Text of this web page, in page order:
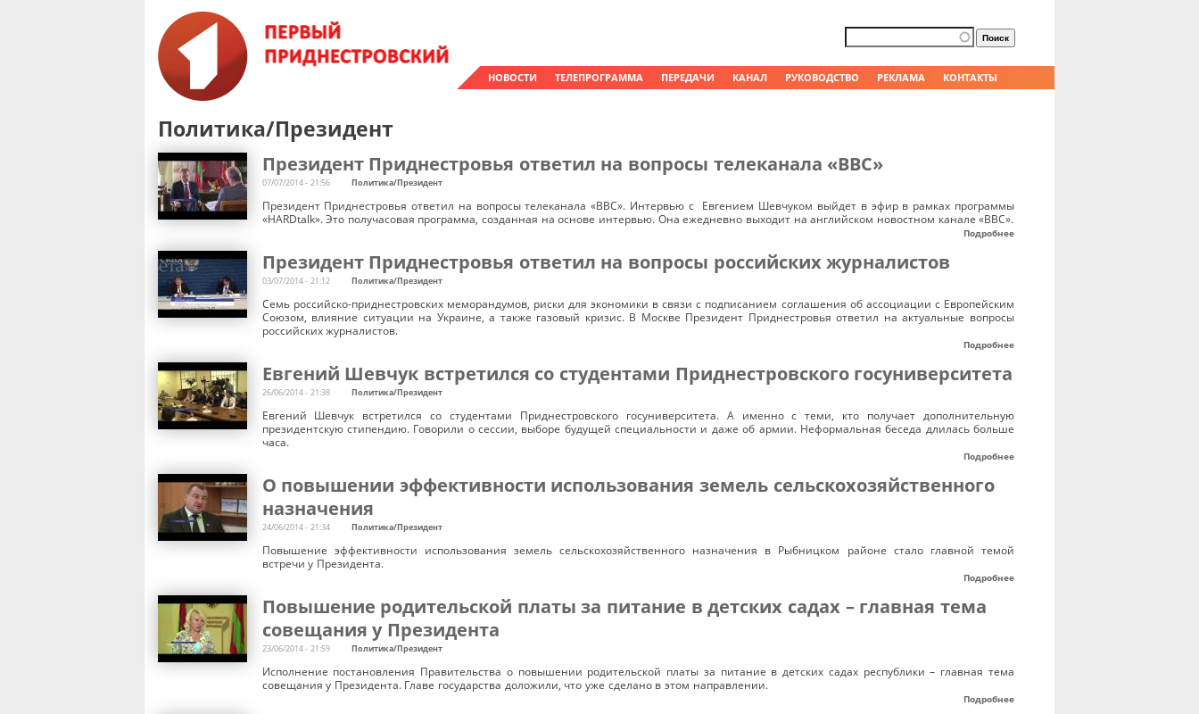
НОВОСТИ ТЕЛЕПРОГРАММА ПЕРЕДАЧИ КАНАЛ РУКОВОДСТВО РЕКЛАМА КОНТАКТЫ
Форма поиска
Поиск
Политика/Президент
Президент Приднестровья ответил на вопросы телеканала «BBC»
07/07/2014 - 21:56 Политика/Президент
Президент Приднестровья ответил на вопросы телеканала «BBC». Интервью с Евгением Шевчуком выйдет в эфир в рамках программы
«HARDtalk». Это получасовая программа, созданная на основе интервью. Она ежедневно выходит на английском новостном канале «ВВС».
Подробнее
Президент Приднестровья ответил на вопросы российских журналистов
03/07/2014 - 21:12 Политика/Президент
Семь российско-приднестровских меморандумов, риски для экономики в связи с подписанием соглашения об ассоциации с Европейским
Союзом, влияние ситуации на Украине, а также газовый кризис. В Москве Президент Приднестровья ответил на актуальные вопросы
российских журналистов.
Подробнее
Евгений Шевчук встретился со студентами Приднестровского госуниверситета
26/06/2014 - 21:38 Политика/Президент
Евгений Шевчук встретился со студентами Приднестровского госуниверситета. А именно с теми, кто получает дополнительную
президентскую стипендию. Говорили о сессии, выборе будущей специальности и даже об армии. Неформальная беседа длилась больше
часа.
Подробнее
О повышении эффективности использования земель сельскохозяйственного
назначения
24/06/2014 - 21:34 Политика/Президент
Повышение эффективности использования земель сельскохозяйственного назначения в Рыбницком районе стало главной темой
встречи у Президента.
Подробнее
Повышение родительской платы за питание в детских садах – главная тема
совещания у Президента
23/06/2014 - 21:59 Политика/Президент
Исполнение постановления Правительства о повышении родительской платы за питание в детских садах республики – главная тема
совещания у Президента. Главе государства доложили, что уже сделано в этом направлении.
Подробнее